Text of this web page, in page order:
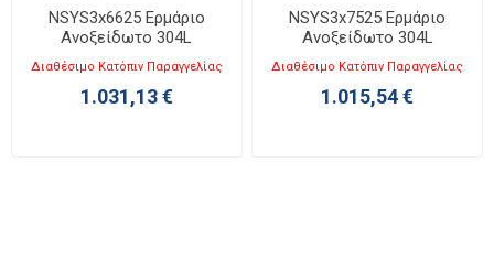
NSYS3x6625 Ερμάριο
Ανοξείδωτο 304L
Υ600ΧΠ600ΧΒ250 IP66
Spacial S3X
Διαθέσιμο Κατόπιν Παραγγελίας
1.031,13 €
NSYS3x7525 Ερμάριο
Ανοξείδωτο 304L
Υ700xΠ500xΒ250mm IP66
Spacial S3X
Διαθέσιμο Κατόπιν Παραγγελίας
1.015,54 €